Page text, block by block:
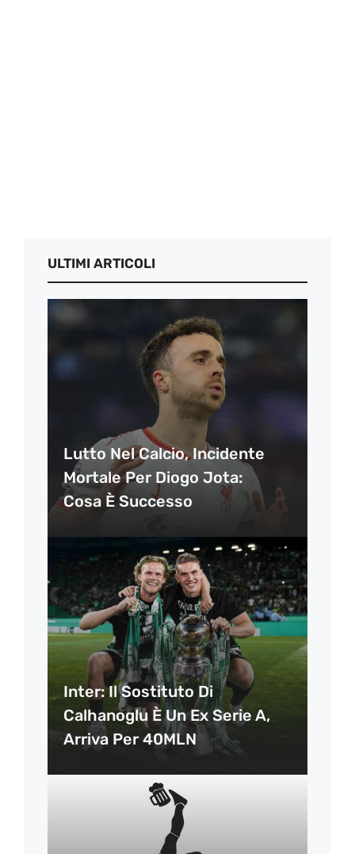
ULTIMI ARTICOLI
Lutto Nel Calcio, Incidente
Mortale Per Diogo Jota:
Cosa È Successo
Inter: Il Sostituto Di
Calhanoglu È Un Ex Serie A,
Arriva Per 40MLN